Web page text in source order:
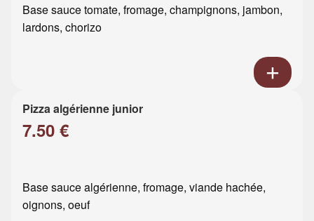
Base sauce tomate, fromage, champignons, jambon,
lardons, chorizo
Pizza algérienne junior
7.50 €
Base sauce algérienne, fromage, viande hachée,
oignons, oeuf